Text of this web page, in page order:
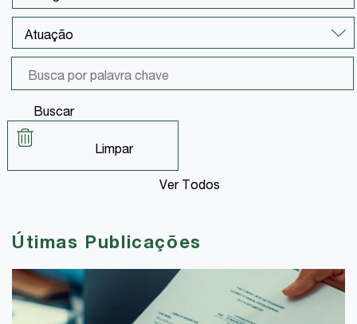
Buscar
Limpar
Ver Todos
Útimas Publicações